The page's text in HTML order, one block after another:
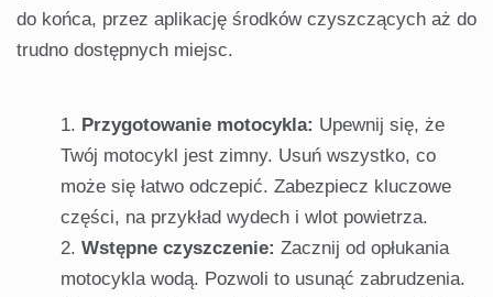
do końca, przez aplikację środków czyszczących aż do
trudno dostępnych miejsc.
Przygotowanie motocykla: Upewnij się, że
Twój motocykl jest zimny. Usuń wszystko, co
może się łatwo odczepić. Zabezpiecz kluczowe
części, na przykład wydech i wlot powietrza.
Wstępne czyszczenie: Zacznij od opłukania
motocykla wodą. Pozwoli to usunąć zabrudzenia.